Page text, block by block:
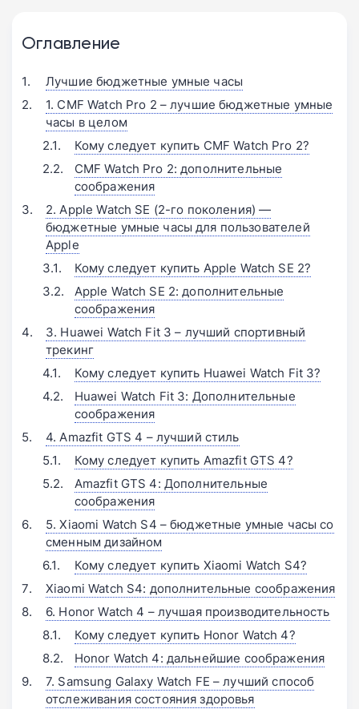
Оглавление
Лучшие бюджетные умные часы
1. CMF Watch Pro 2 – лучшие бюджетные умные
часы в целом
Кому следует купить CMF Watch Pro 2?
CMF Watch Pro 2: дополнительные
соображения
2. Apple Watch SE (2-го поколения) —
бюджетные умные часы для пользователей
Apple
Кому следует купить Apple Watch SE 2?
Apple Watch SE 2: дополнительные
соображения
3. Huawei Watch Fit 3 – лучший спортивный
трекинг
Кому следует купить Huawei Watch Fit 3?
Huawei Watch Fit 3: Дополнительные
соображения
4. Amazfit GTS 4 – лучший стиль
Кому следует купить Amazfit GTS 4?
Amazfit GTS 4: Дополнительные
соображения
5. Xiaomi Watch S4 – бюджетные умные часы со
сменным дизайном
Кому следует купить Xiaomi Watch S4?
Xiaomi Watch S4: дополнительные соображения
6. Honor Watch 4 – лучшая производительность
Кому следует купить Honor Watch 4?
Honor Watch 4: дальнейшие соображения
7. Samsung Galaxy Watch FE – лучший способ
отслеживания состояния здоровья